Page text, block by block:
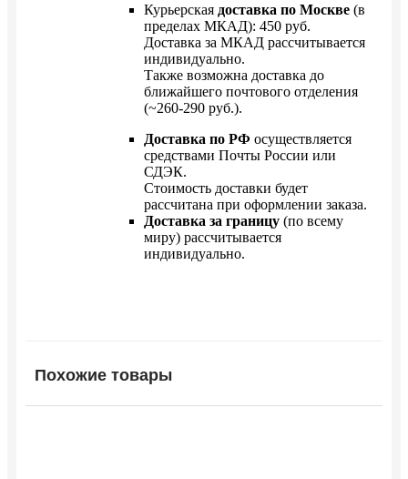
Курьерская доставка по Москве (в
пределах МКАД): 450 руб.
Доставка за МКАД рассчитывается
индивидуально.
Также возможна доставка до
ближайшего почтового отделения
(~260-290 руб.).
Доставка по РФ осуществляется
средствами Почты России или
СДЭК.
Стоимость доставки будет
рассчитана при оформлении заказа.
Доставка за границу (по всему
миру) рассчитывается
индивидуально.
Похожие товары